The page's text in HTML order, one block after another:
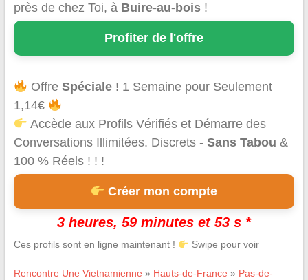
près de chez Toi, à Buire-au-bois!
Profiter de l'offre
OffreSpéciale ! 1 Semaine pour Seulement
1,14€
Accède aux Profils Vérifiés et Démarre des
Conversations Illimitées. Discrets - Sans Tabou &
100 % Réels ! ! !
Créer mon compte
3 heures, 59 minutes et 53 s *
Ces profils sont en ligne maintenant ! Swipe pour voir
Rencontre Une Vietnamienne » Hauts-de-France » Pas-de-